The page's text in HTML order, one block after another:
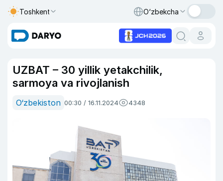
Toshkent O‘zbekcha
UZBAT – 30 yillik yetakchilik,
sarmoya va rivojlanish
O‘zbekiston 00:30 / 16.11.2024 4348